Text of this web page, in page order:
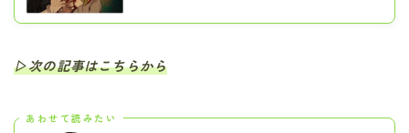
▷次の記事はこちらから
あわせて読みたい